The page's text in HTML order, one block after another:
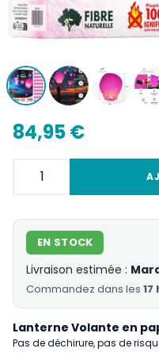
84,95 €
Lanterne Volante en
Pas de déchirure, pas de
EN STOCK
Livraison estimée :
Commandez dans les 17